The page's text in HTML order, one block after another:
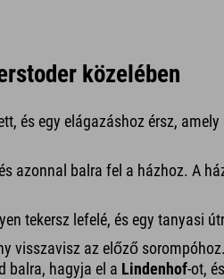
közelében
és egy elágazáshoz érsz,
azonnal balra fel a házhoz. A
tekersz lefelé, és egy tanyasi
az előző
balra, hagyja el a Lindenhof-ot,